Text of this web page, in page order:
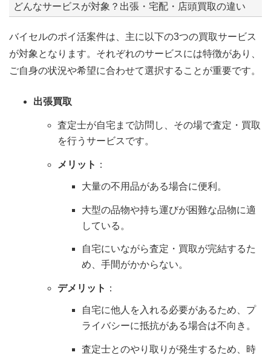
どんなサービスが対象？出張・宅配・店頭買取の違い
バイセルのポイ活案件は、主に以下の3つの買取サービス
が対象となります。それぞれのサービスには特徴があり、
ご自身の状況や希望に合わせて選択することが重要です。
出張買取
査定士が自宅まで訪問し、その場で査定・買取
を行うサービスです。
メリット ：
大量の不用品がある場合に便利。
大型の品物や持ち運びが困難な品物に適
している。
自宅にいながら査定・買取が完結するた
め、手間がかからない。
デメリット ：
自宅に他人を入れる必要があるため、プ
ライバシーに抵抗がある場合は不向き。
査定士とのやり取りが発生するため、時